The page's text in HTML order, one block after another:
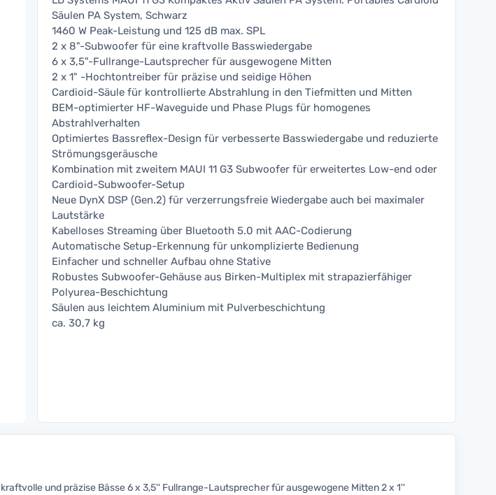
Säulen PA System, Schwarz
1460 W Peak-Leistung und 125 dB max. SPL
2 x 8"-Subwoofer für eine kraftvolle Basswiedergabe
6 x 3,5"-Fullrange-Lautsprecher für ausgewogene Mitten
2 x 1" -Hochtontreiber für präzise und seidige Höhen
Cardioid-Säule für kontrollierte Abstrahlung in den Tiefmitten und Mitten
BEM-optimierter HF-Waveguide und Phase Plugs für homogenes
Abstrahlverhalten
Optimiertes Bassreflex-Design für verbesserte Basswiedergabe und reduzierte
Strömungsgeräusche
Kombination mit zweitem MAUI 11 G3 Subwoofer für erweitertes Low-end oder
Cardioid-Subwoofer-Setup
Neue DynX DSP (Gen.2) für verzerrungsfreie Wiedergabe auch bei maximaler
Lautstärke
Kabelloses Streaming über Bluetooth 5.0 mit AAC-Codierung
Automatische Setup-Erkennung für unkomplizierte Bedienung
Einfacher und schneller Aufbau ohne Stative
Robustes Subwoofer-Gehäuse aus Birken-Multiplex mit strapazierfähiger
Polyurea-Beschichtung
Säulen aus leichtem Aluminium mit Pulverbeschichtung
ca. 30,7 kg
und präzise Bässe 6 x 3,5'' Fullrange-Lautsprecher für ausgewogene Mitten 2 x 1''